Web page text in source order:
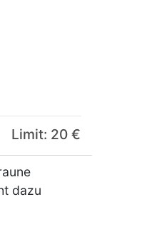
Limit: 20 €
dazu